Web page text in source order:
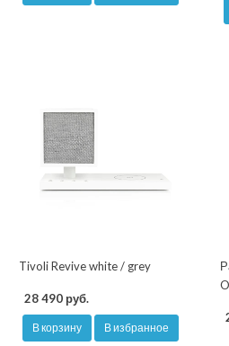
Tivoli Revive white / grey
28 490 руб.
В корзину В избранное